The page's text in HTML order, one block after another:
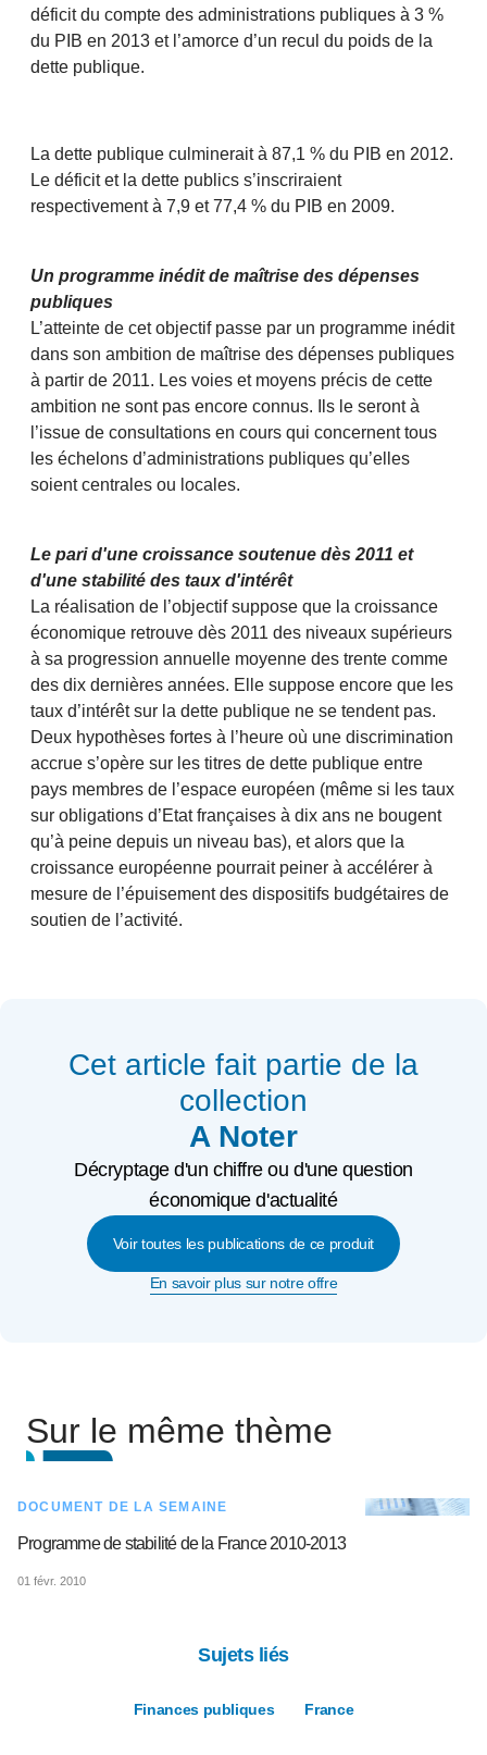
déficit du compte des administrations publiques à 3 %
du PIB en 2013 et l’amorce d’un recul du poids de la
dette publique.
La dette publique culminerait à 87,1 % du PIB en 2012.
Le déficit et la dette publics s’inscriraient
respectivement à 7,9 et 77,4 % du PIB en 2009.
Un programme inédit de maîtrise des dépenses
publiques
L’atteinte de cet objectif passe par un programme inédit
dans son ambition de maîtrise des dépenses publiques
à partir de 2011. Les voies et moyens précis de cette
ambition ne sont pas encore connus. Ils le seront à
l’issue de consultations en cours qui concernent tous
les échelons d’administrations publiques qu’elles
soient centrales ou locales.
Le pari d'une croissance soutenue dès 2011 et
d'une stabilité des taux d'intérêt
La réalisation de l’objectif suppose que la croissance
économique retrouve dès 2011 des niveaux supérieurs
à sa progression annuelle moyenne des trente comme
des dix dernières années. Elle suppose encore que les
taux d’intérêt sur la dette publique ne se tendent pas.
Deux hypothèses fortes à l’heure où une discrimination
accrue s’opère sur les titres de dette publique entre
pays membres de l’espace européen (même si les taux
sur obligations d’Etat françaises à dix ans ne bougent
qu’à peine depuis un niveau bas), et alors que la
croissance européenne pourrait peiner à accélérer à
mesure de l’épuisement des dispositifs budgétaires de
soutien de l’activité.
Cet article fait partie de la
collection
A Noter
Décryptage d'un chiffre ou d'une question
économique d'actualité
Voir toutes les publications de ce produit
En savoir plus sur notre offre
Sur le même thème
DOCUMENT DE LA SEMAINE
Programme de stabilité de la France 2010-2013
01 févr. 2010
Sujets liés
Finances publiques France